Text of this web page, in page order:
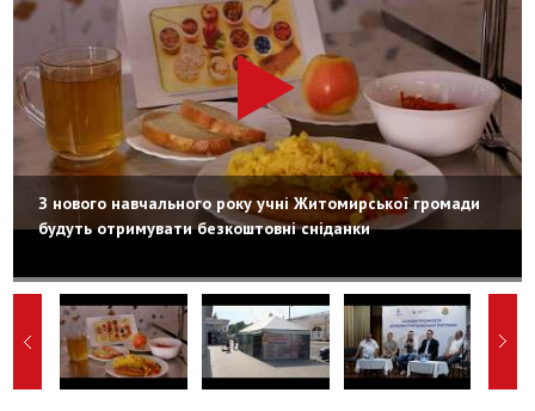
З нового навчального року учні Житомирської громади
будуть отримувати безкоштовні сніданки